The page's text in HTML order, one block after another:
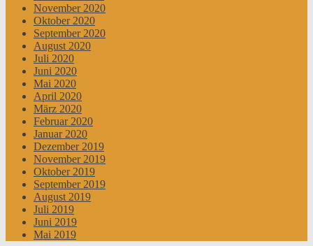
November 2020
Oktober 2020
September 2020
August 2020
Juli 2020
Juni 2020
Mai 2020
April 2020
März 2020
Februar 2020
Januar 2020
Dezember 2019
November 2019
Oktober 2019
September 2019
August 2019
Juli 2019
Juni 2019
Mai 2019